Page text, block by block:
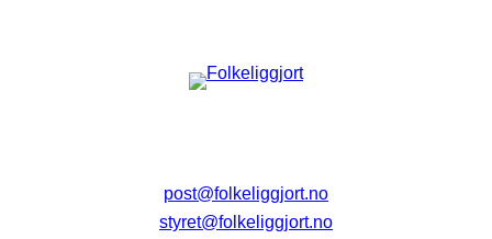
post@folkeliggjort.no
styret@folkeliggjort.no